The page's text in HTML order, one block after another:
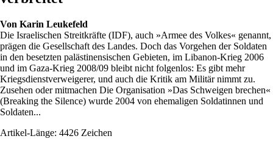
Von Karin Leukefeld
Die Israelischen Streitkräfte (IDF), auch »Armee des Volkes« genannt,
prägen die Gesellschaft des Landes. Doch das Vorgehen der Soldaten
in den besetzten palästinensischen Gebieten, im Libanon-Krieg 2006
und im Gaza-Krieg 2008/09 bleibt nicht folgenlos: Es gibt mehr
Kriegsdienstverweigerer, und auch die Kritik am Militär nimmt zu.
Zusehen oder mitmachen Die Organisation »Das Schweigen brechen«
(Breaking the Silence) wurde 2004 von ehemaligen Soldatinnen und
Soldaten...
Artikel-Länge: 4426 Zeichen